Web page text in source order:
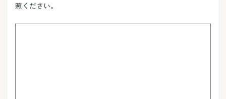
照ください。